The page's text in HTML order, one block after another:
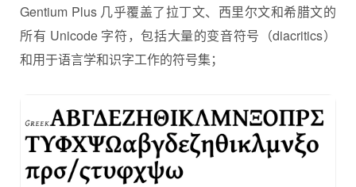
Gentium Plus 几乎覆盖了拉丁文、西里尔文和希腊文的
所有 Unicode 字符，包括大量的变音符号（diacritics）
和用于语言学和识字工作的符号集；